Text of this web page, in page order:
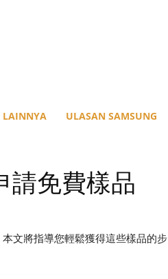
LAINNYA ULASAN SAMSUNG
請免費樣品
文將指導您輕鬆獲得這些樣品的步